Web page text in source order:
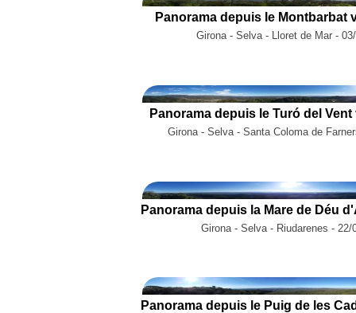
Panorama depuis le Montbarbat
Girona - Selva - Lloret de Mar -
Panorama depuis le Turó del Vent
Girona - Selva - Santa Coloma de
Girona - Selva - Riudarenes - 22/